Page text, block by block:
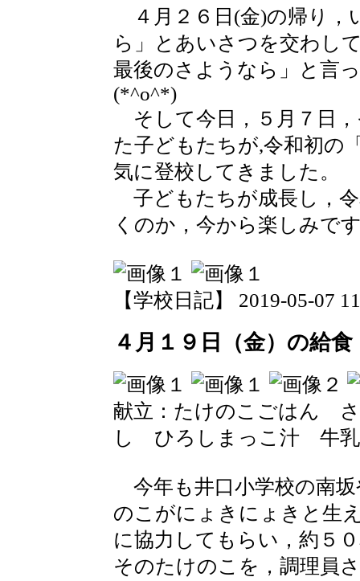
４月２６日(金)の帰り，
ら」とあいさつを交わし
最後のさようなら」と言
(*^o^*)
そして今日，５月７日
た子どもたちが,令和初の
気に登校してきました。
子どもたちが成長し，
くのか，今から楽しみで
【学校日記】 2019-05-07
４月１９日（金）の給食
献立：たけのこごはん
し ひろしまっこ汁 牛乳
今年も井口小学校の南
のこがにょきにょきと生
に協力してもらい，約５
そのたけのこを，調理員